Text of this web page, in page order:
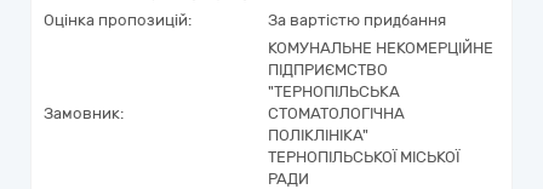
Оцінка пропозицій:
За вартістю придбання
Замовник:
КОМУНАЛЬНЕ НЕКОМЕРЦІЙНЕ
ПІДПРИЄМСТВО
"ТЕРНОПІЛЬСЬКА
СТОМАТОЛОГІЧНА
ПОЛІКЛІНІКА"
ТЕРНОПІЛЬСЬКОЇ МІСЬКОЇ
РАДИ